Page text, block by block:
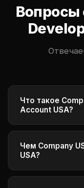
Вопросы
Что такое
Account USA?
Company Apple
аккаунт
под названием
Чем Company
USA?
Individual USA